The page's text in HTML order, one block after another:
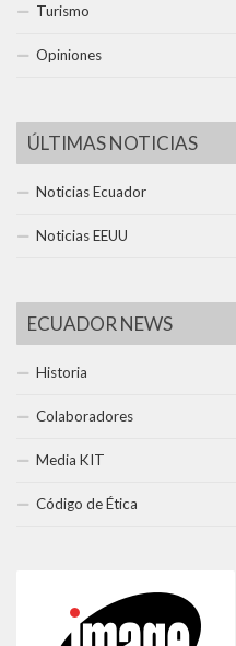
Turismo
Opiniones
ÚLTIMAS NOTICIAS
Noticias Ecuador
Noticias EEUU
ECUADOR NEWS
Historia
Colaboradores
Media KIT
Código de Ética